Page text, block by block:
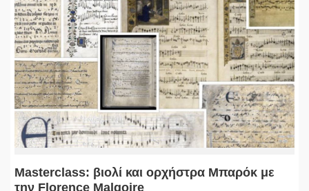
Masterclass: βιολί και ορχήστρα Μπαρόκ με
την Florence Malgoire